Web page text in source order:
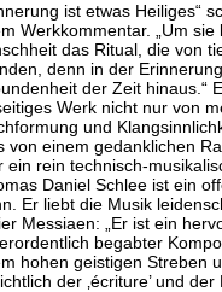
ist etwas Heiliges“
Werkkommentar. „Um
das Ritual, die von
denn in der
der Zeit hinaus.“
Werk nicht nur von
und
von einem gedanklichen
ein rein technisch-
Daniel Schlee ist ein
Er liebt die Musik
Messiaen: „Er ist ein
begabter
hohen geistigen Streben
der ‚écriture’ und der